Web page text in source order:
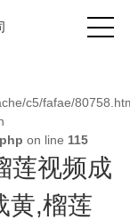
c5/fafae/
on line 115
莲视频成
黄,榴莲